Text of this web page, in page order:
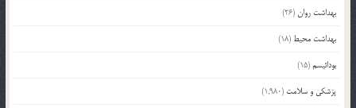
بهداشت روان(26)
بهداشت محیط (18)
بودائیسم(15)
پزشکی و سلامت (1,980)